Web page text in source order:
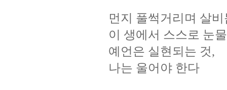
먼지 풀썩거리며 살
이 생에서 스스로 눈
예언은 실현되는 것,
나는 울어야 한다